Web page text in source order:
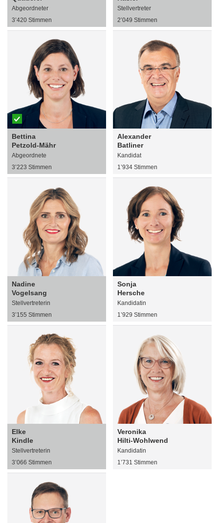
Abgeordneter
3’420 Stimmen
Bettina
Petzold-Mähr
Abgeordnete
3’223 Stimmen
Nadine
Vogelsang
Stellvertreterin
3’155 Stimmen
Elke
Kindle
Stellvertreterin
3’066 Stimmen
Stellvertreter
2’049 Stimmen
Alexander
Batliner
Kandidat
1’934 Stimmen
Sonja
Hersche
Kandidatin
1’929 Stimmen
Veronika
Hilti-Wohlwend
Kandidatin
1’731 Stimmen